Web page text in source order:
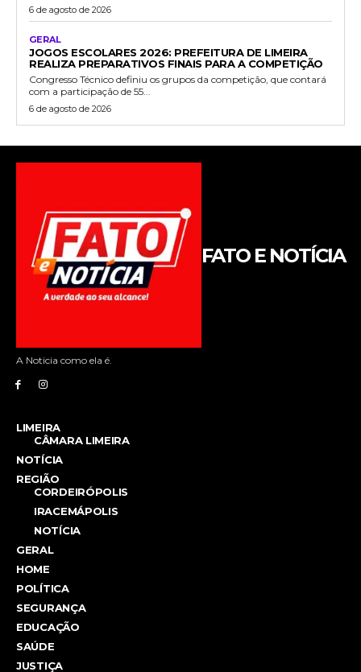
6 de agosto de 2026
GERAL
JOGOS ESCOLARES 2026: PREFEITURA DE LIMEIRA
REALIZA PREPARATIVOS FINAIS PARA A COMPETIÇÃO
Congresso Técnico definiu os grupos da competição, que contará
com a participação de 55...
6 de agosto de 2026
FATO E NOTÍCIA
A Noticia como ela é.
LIMEIRA
CÂMARA LIMEIRA
NOTÍCIA
REGIÃO
CORDEIRÓPOLIS
IRACEMÁPOLIS
NOTÍCIA
GERAL
HOME
POLÍTICA
SEGURANÇA
EDUCAÇÃO
SAÚDE
JUSTIÇA